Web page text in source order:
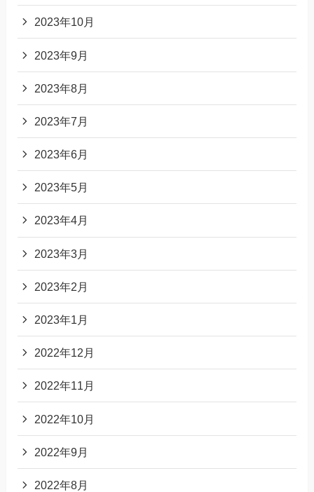
2023年10月
2023年9月
2023年8月
2023年7月
2023年6月
2023年5月
2023年4月
2023年3月
2023年2月
2023年1月
2022年12月
2022年11月
2022年10月
2022年9月
2022年8月